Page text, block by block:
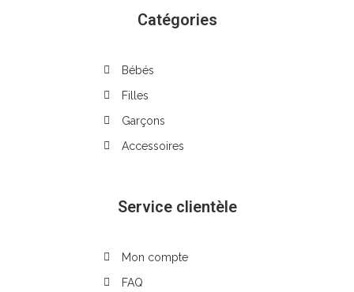
Catégories
Bébés
Filles
Garçons
Accessoires
Service clientèle
Mon compte
FAQ